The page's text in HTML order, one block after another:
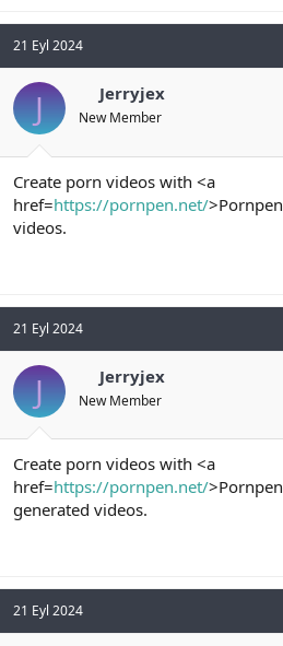
21 Eyl 2024
J Jerryjex
New Member
Create porn videos with <a
href=https://pornpen.net/
videos.
21 Eyl 2024
J Jerryjex
New Member
Create porn videos with <a
href=https://pornpen.net/
generated videos.
21 Eyl 2024